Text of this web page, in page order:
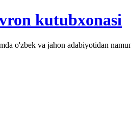
o'zbek va jahon adabiyotidan